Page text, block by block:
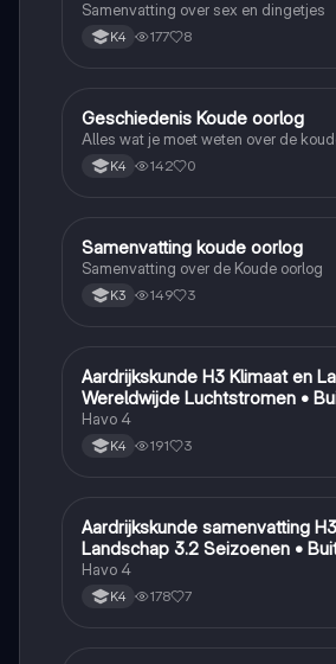
Samenvatting over sex en dingetjes
K4 177 8
Geschiedenis
Geschiedenis Koude oorlog
Alles wat je moet weten over de
K4 142 0
Geschiedenis
Samenvatting koude oorlog
Samenvatting over de Koude oorlog
K3 149 3
Aardrijkskunde
Aardrijkskunde H3 Klimaat en
Wereldwijde Luchtstromen •
Havo 4
K4 191 3
Aardrijkskunde
Aardrijkskunde samenvatting
Landschap 3.2 Seizoenen •
Havo 4
K4 178 7